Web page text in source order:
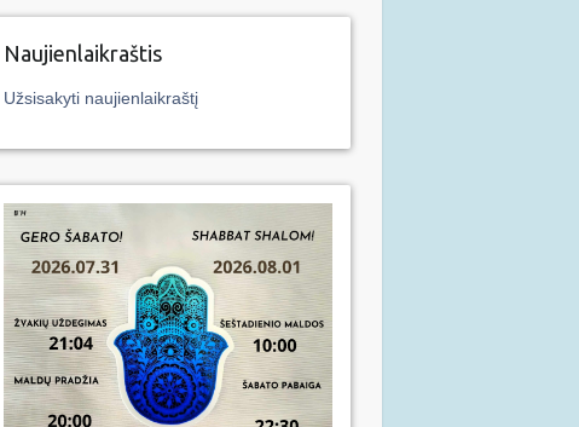
Naujienlaikraštis
Užsisakyti naujienlaikraštį